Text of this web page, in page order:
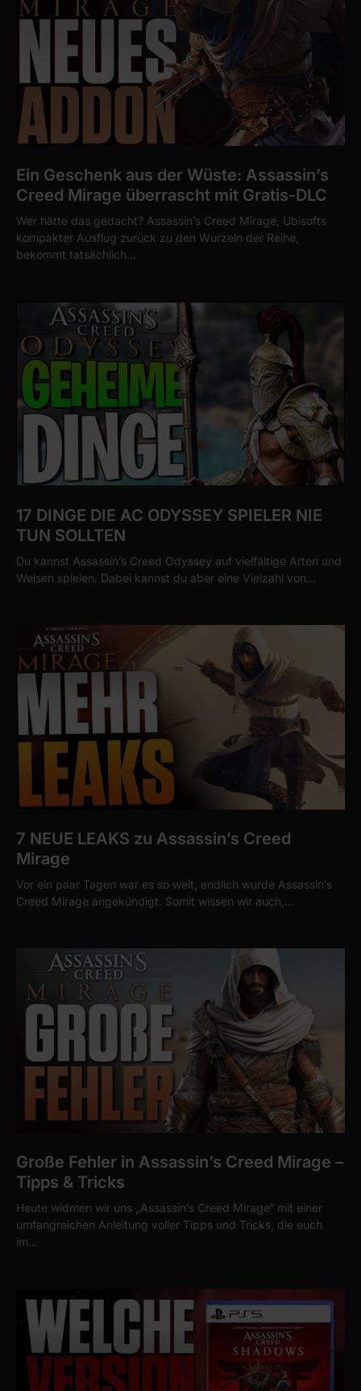
Ein Geschenk aus der Wüste: Assassin’s
Creed Mirage überrascht mit Gratis-DLC
Wer hätte das gedacht? Assassin’s Creed Mirage, Ubisofts
kompakter Ausflug zurück zu den Wurzeln der Reihe,
bekommt tatsächlich…
17 DINGE DIE AC ODYSSEY SPIELER NIE
TUN SOLLTEN
Du kannst Assassin’s Creed Odyssey auf vielfältige Arten und
Weisen spielen. Dabei kannst du aber eine Vielzahl von…
7 NEUE LEAKS zu Assassin’s Creed
Mirage
Vor ein paar Tagen war es so weit, endlich wurde Assassin’s
Creed Mirage angekündigt. Somit wissen wir auch,…
Große Fehler in Assassin’s Creed Mirage –
Tipps & Tricks
Heute widmen wir uns „Assassin’s Creed Mirage“ mit einer
umfangreichen Anleitung voller Tipps und Tricks, die euch
im…